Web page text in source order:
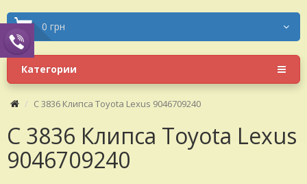
0 грн
Категории
C 3836 Клипса Toyota Lexus 9046709240
C 3836 Клипса Toyota Lexus
9046709240